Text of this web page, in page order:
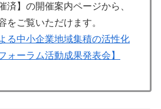
済】の開催案内ページから、
をご覧いただけます。
る中小企業地域集積の活性化
ォーラム活動成果発表会】